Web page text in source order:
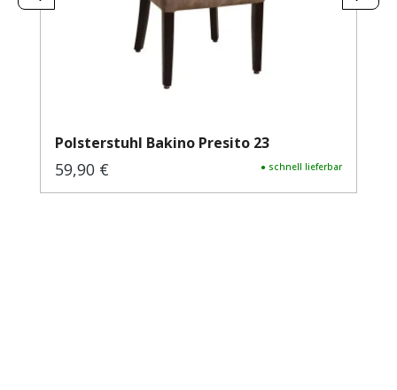
Polsterstuhl Bakino Presito 23
Regulärer Preis:
59,90 € ● schnell lieferbar